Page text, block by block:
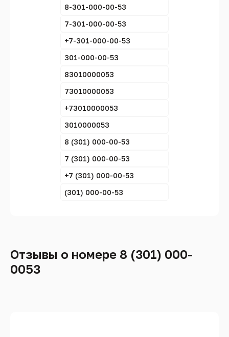
8-301-000-00-53
7-301-000-00-53
+7-301-000-00-53
301-000-00-53
83010000053
73010000053
+73010000053
3010000053
8 (301) 000-00-53
7 (301) 000-00-53
+7 (301) 000-00-53
(301) 000-00-53
Отзывы о номере 8 (301) 000-
0053